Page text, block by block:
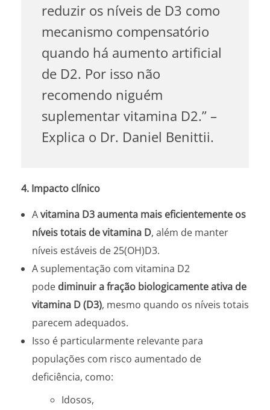
reduzir os níveis de D3 como
mecanismo compensatório
quando há aumento artificial
de D2. Por isso não
recomendo niguém
suplementar vitamina D2.” –
Explica o Dr. Daniel Benittii.
4. Impacto clínico
Avitamina D3 aumenta mais eficientemente os
níveis totais de vitamina D, além de manter
níveis estáveis de 25(OH)D3.
A suplementação com vitamina D2
pode diminuir a fração biologicamente ativa de
vitamina D (D3), mesmo quando os níveis totais
parecem adequados.
Isso é particularmente relevante para
populações com risco aumentado de
deficiência, como:
Idosos,